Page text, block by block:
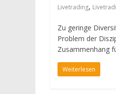
Livetrading,
Zu geringe
Problem der
Zusammenhang
Weiterlesen